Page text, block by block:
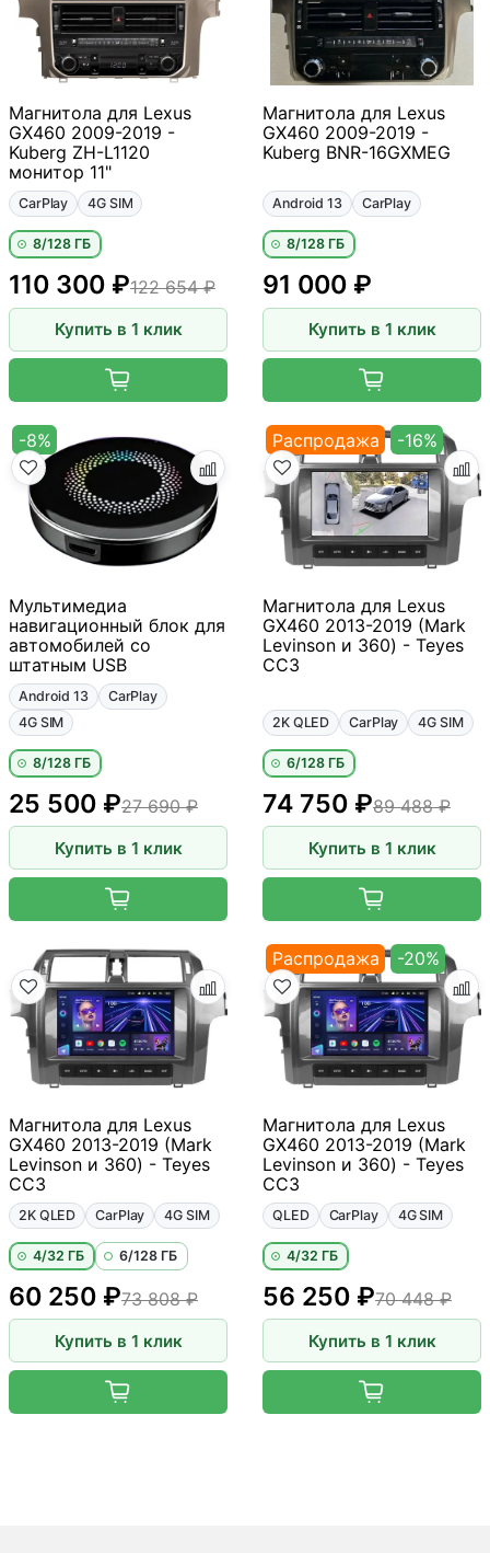
Магнитола для Lexus
GX460 2009-2019 -
Kuberg ZH-L1120
монитор 11"
CarPlay 4G SIM
8/128 ГБ
122 654 ₽
110 300 ₽
Купить в 1 клик
Магнитола для Lexus
GX460 2009-2019 -
Kuberg BNR-16GXMEG
Android 13 CarPlay
8/128 ГБ
91 000 ₽
Купить в 1 клик
-8%
Мультимедиа
навигационный блок для
автомобилей со
штатным USB
Android 13
CarPlay
4G SIM
8/128 ГБ
27 690 ₽
25 500 ₽
Купить в 1 клик
Распродажа -16%
Магнитола для Lexus
GX460 2013-2019 (Mark
Levinson и 360) - Teyes
CC3
2K QLED CarPlay 4G SIM
6/128 ГБ
89 488 ₽
74 750 ₽
Купить в 1 клик
Магнитола для Lexus
GX460 2013-2019 (Mark
Levinson и 360) - Teyes
CC3
2K QLED CarPlay 4G SIM
4/32 ГБ 6/128 ГБ
60 250 ₽73 808 ₽
Купить в 1 клик
Распродажа -20%
Магнитола для Lexus
GX460 2013-2019 (Mark
Levinson и 360) - Teyes
CC3
QLED CarPlay 4G SIM
4/32 ГБ
70 448 ₽
56 250 ₽
Купить в 1 клик